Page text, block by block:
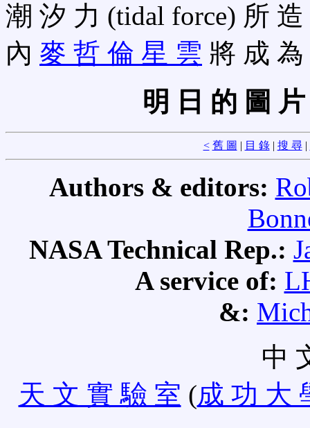
潮 汐 力 (tidal force) 所
內 麥 哲 倫 星 雲 將 成
明 日 的 圖
< 舊 圖 | 目 錄| 搜 尋|
Authors & editors:
NASA Technical Rep.:
A service of:
&:
中
天 文 實 驗 室 (成 功 大